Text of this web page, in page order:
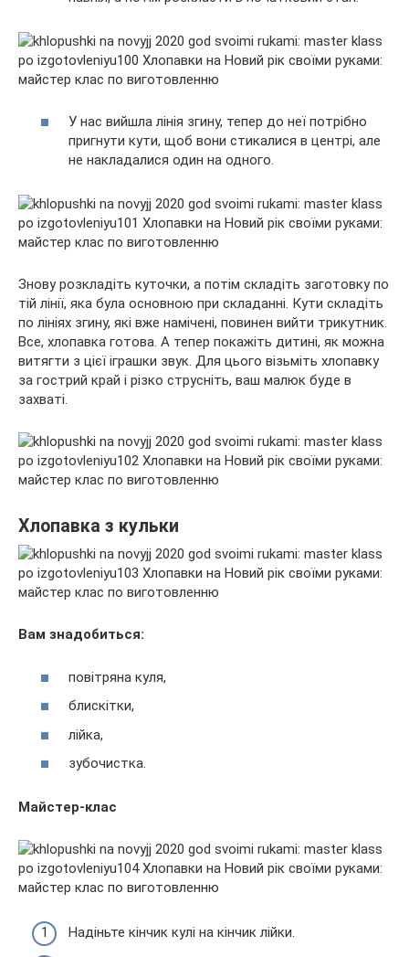
У нас вийшла лінія згину, тепер до неї потрібно
пригнути кути, щоб вони стикалися в центрі, але
не накладалися один на одного.
Знову розкладіть куточки, а потім складіть заготовку по
тій лінії, яка була основною при складанні. Кути складіть
по лініях згину, які вже намічені, повинен вийти трикутник.
Все, хлопавка готова. А тепер покажіть дитині, як можна
витягти з цієї іграшки звук. Для цього візьміть хлопавку
за гострий край і різко струсніть, ваш малюк буде в
захваті.
Хлопавка з кульки
Вам знадобиться:
повітряна куля,
блискітки,
лійка,
зубочистка.
Майстер-клас
Надіньте кінчик кулі на кінчик лійки.